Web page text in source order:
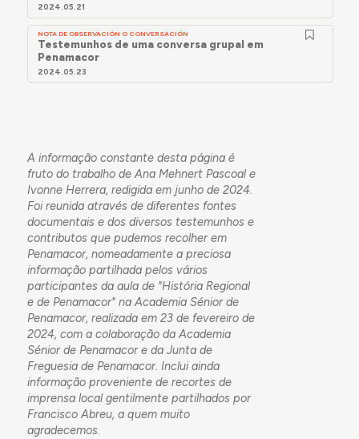
2024.05.21
NOTA DE OBSERVACIÓN O CONVERSACIÓN
Testemunhos de uma conversa grupal em
Penamacor
2024.05.23
A informação constante desta página é
fruto do trabalho de Ana Mehnert Pascoal e
Ivonne Herrera, redigida em junho de 2024.
Foi reunida através de diferentes fontes
documentais e dos diversos testemunhos e
contributos que pudemos recolher em
Penamacor, nomeadamente a preciosa
informação partilhada pelos vários
participantes da aula de "História Regional
e de Penamacor" na Academia Sénior de
Penamacor, realizada em 23 de fevereiro de
2024, com a colaboração da Academia
Sénior de Penamacor e da Junta de
Freguesia de Penamacor. Inclui ainda
informação proveniente de recortes de
imprensa local gentilmente partilhados por
Francisco Abreu, a quem muito
agradecemos.